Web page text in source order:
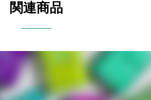
関連商品